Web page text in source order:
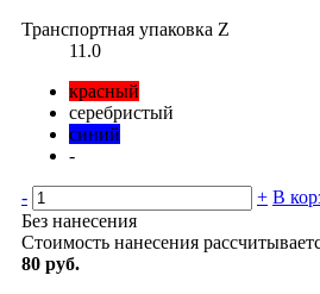
Транспортная упаковка Z
11.0
красный
серебристый
синий
-
- + В
Без нанесения
Стоимость нанесения
80 руб.